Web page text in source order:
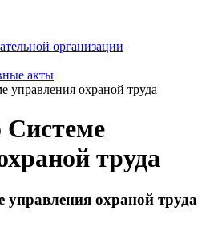
организации
акты
управления охраной труда
труда
охраной труда